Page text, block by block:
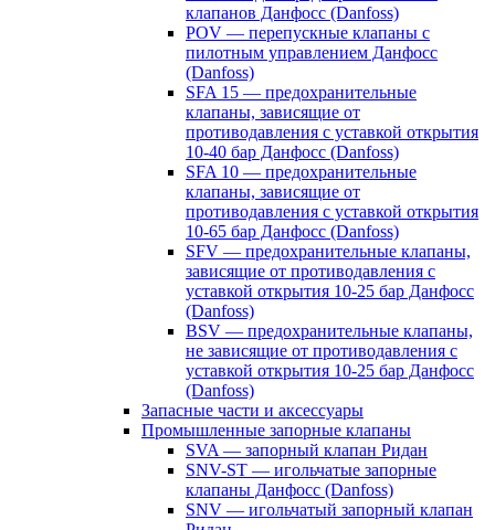
клапанов Данфосс (Danfoss)
POV — перепускные клапаны с
пилотным управлением Данфосс
(Danfoss)
SFA 15 — предохранительные
клапаны, зависящие от
противодавления с уставкой открытия
10-40 бар Данфосс (Danfoss)
SFA 10 — предохранительные
клапаны, зависящие от
противодавления с уставкой открытия
10-65 бар Данфосс (Danfoss)
SFV — предохранительные клапаны,
зависящие от противодавления с
уставкой открытия 10-25 бар Данфосс
(Danfoss)
BSV — предохранительные клапаны,
не зависящие от противодавления с
уставкой открытия 10-25 бар Данфосс
(Danfoss)
Запасные части и аксессуары
Промышленные запорные клапаны
SVA — запорный клапан Ридан
SNV-ST — игольчатые запорные
клапаны Данфосс (Danfoss)
SNV — игольчатый запорный клапан